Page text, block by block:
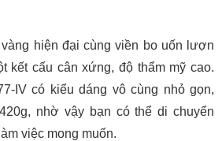
hiện đại cùng viền bo uốn lượn
kết cấu cân xứng, độ thẩm mỹ cao.
IV có kiểu dáng vô cùng nhỏ gọn,
nhờ vậy bạn có thể di chuyển
việc mong muốn.